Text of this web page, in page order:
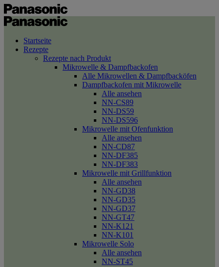
Startseite
Rezepte
Rezepte nach Produkt
Mikrowelle & Dampfbackofen
Alle Mikrowellen & Dampfbacköfen
Dampfbackofen mit Mikrowelle
Alle ansehen
NN-CS89
NN-DS59
NN-DS596
Mikrowelle mit Ofenfunktion
Alle ansehen
NN-CD87
NN-DF385
NN-DF383
Mikrowelle mit Grillfunktion
Alle ansehen
NN-GD38
NN-GD35
NN-GD37
NN-GT47
NN-K121
NN-K101
Mikrowelle Solo
Alle ansehen
NN-ST45